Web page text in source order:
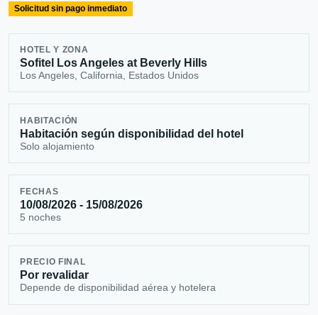
Solicitud sin pago inmediato
HOTEL Y ZONA
Sofitel Los Angeles at Beverly Hills
Los Angeles, California, Estados Unidos
HABITACIÓN
Habitación según disponibilidad del hotel
Solo alojamiento
FECHAS
10/08/2026 - 15/08/2026
5 noches
PRECIO FINAL
Por revalidar
Depende de disponibilidad aérea y hotelera